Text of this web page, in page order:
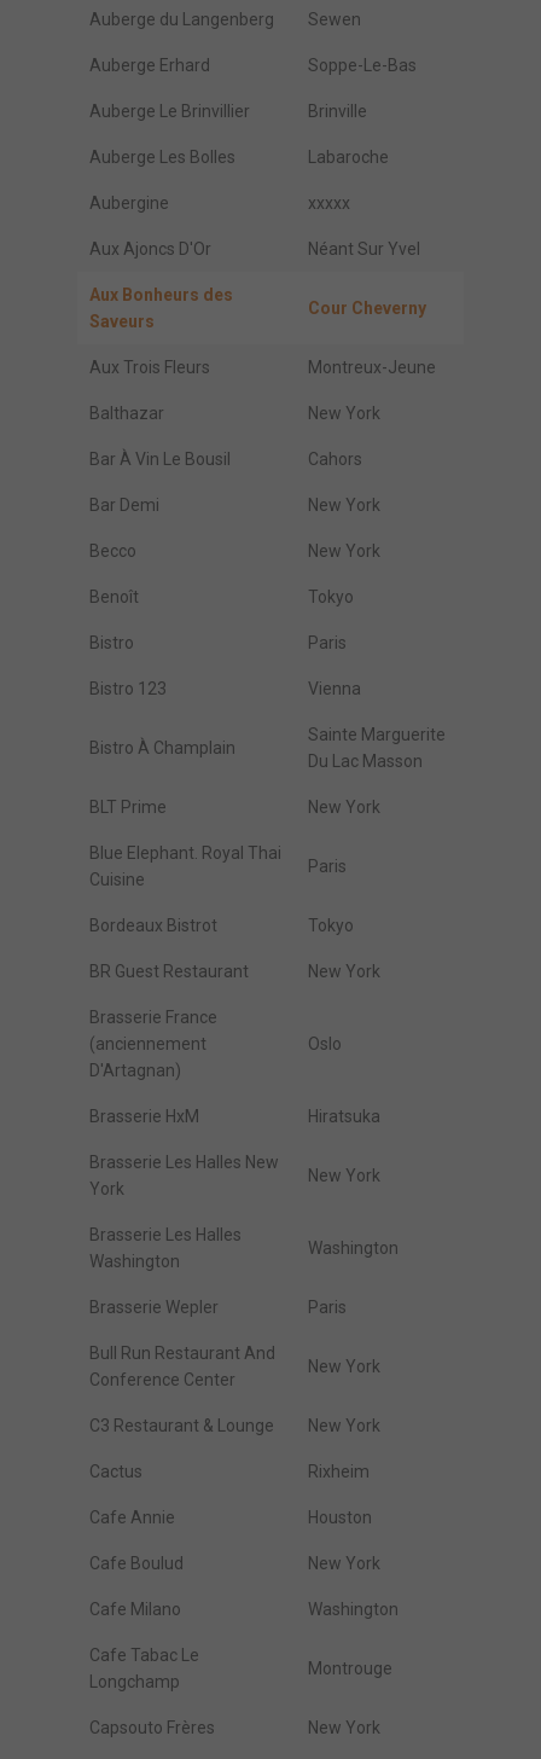
Auberge du Langenberg Sewen
Auberge Erhard Soppe-Le-Bas
Auberge Le Brinvillier Brinville
Auberge Les Bolles Labaroche
Aubergine xxxxx
Aux Ajoncs D'Or Néant Sur Yvel
Aux Bonheurs des
Saveurs
Cour Cheverny
Aux Trois Fleurs Montreux-Jeune
Balthazar New York
Bar À Vin Le Bousil Cahors
Bar Demi New York
Becco New York
Benoît Tokyo
Bistro Paris
Bistro 123 Vienna
Bistro À Champlain
Sainte Marguerite
Du Lac Masson
BLT Prime New York
Blue Elephant. Royal Thai
Cuisine
Paris
Bordeaux Bistrot Tokyo
BR Guest Restaurant New York
Brasserie France
(anciennement
D'Artagnan)
Oslo
Brasserie HxM Hiratsuka
Brasserie Les Halles New
York
New York
Brasserie Les Halles
Washington
Washington
Brasserie Wepler Paris
Bull Run Restaurant And
Conference Center
New York
C3 Restaurant & Lounge New York
Cactus Rixheim
Cafe Annie Houston
Cafe Boulud New York
Cafe Milano Washington
Cafe Tabac Le
Longchamp
Montrouge
Capsouto Frères New York